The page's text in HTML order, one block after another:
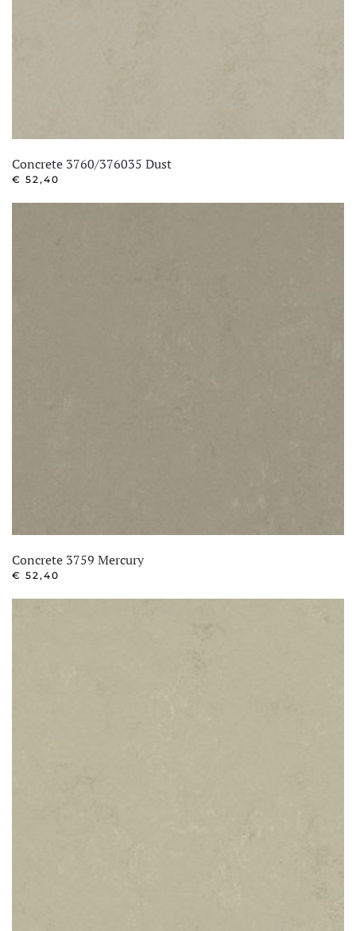
Concrete 3760/376035 Dust
€ 52,40
Concrete 3759 Mercury
€ 52,40